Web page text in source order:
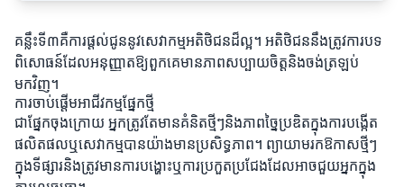
គន្លឹះទី៣គឺការផ្តល់ជូននូវសេវាកម្មអតិថិជនដ៏ល្អ។ អតិថិជននឹងត្រូវការបទ
ពិសោធន៍ដែលអនុញ្ញាតឱ្យពួកគេមានភាពសប្បាយចិត្តនិងចង់ត្រឡប់
មកវិញ។
ការចាប់ផ្តើមអាជីវកម្មផ្នែកថ្មី
ជាផ្នែកចុងក្រោយ អ្នកត្រូវតែមានគំនិតថ្មីៗនិងភាពច្នៃប្រឌិតក្នុងការបង្កើត
ផលិតផលឬសេវាកម្មបានយ៉ាងមានប្រសិទ្ធភាព។ ព្យាយាមរកឱកាសថ្មីៗ
ក្នុងទីផ្សារនិងត្រូវមានការបង្ហោះឬការប្រកួតប្រជែងដែលអាចជួយអ្នកក្នុង